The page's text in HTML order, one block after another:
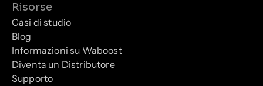
Risorse
Casi di studio
Blog
Informazioni su Waboost
Diventa un Distributore
Supporto